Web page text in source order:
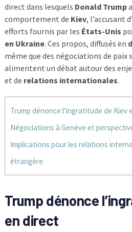
direct dans lesquels Donald Trump
comportement de Kiev, l’accusant d’
efforts fournis par les États-Unis
en Ukraine. Ces propos, diffusés en
même que des négociations de paix
alimentent un débat autour des
et de relations internationales.
Trump dénonce l’ingratitude de Kiev
Négociations à Genève et
Implications pour les relations
étrangère
Trump dénonce
en direct